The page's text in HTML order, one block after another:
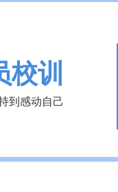
校训
到感动自己